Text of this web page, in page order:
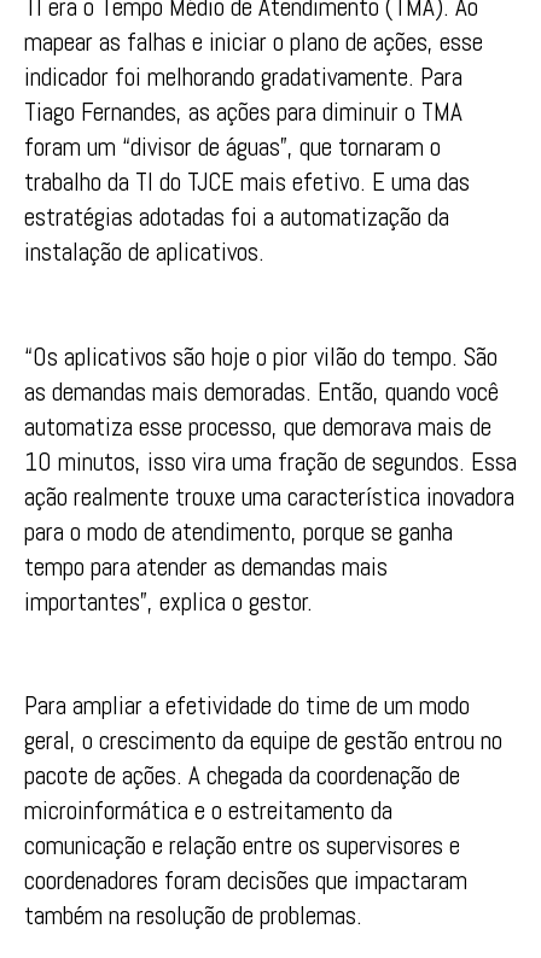
mapear as falhas e iniciar o plano de ações, esse
indicador foi melhorando gradativamente. Para
Tiago Fernandes, as ações para diminuir o TMA
foram um “divisor de águas”, que tornaram o
trabalho da TI do TJCE mais efetivo. E uma das
estratégias adotadas foi a automatização da
instalação de aplicativos.
“Os aplicativos são hoje o pior vilão do tempo. São
as demandas mais demoradas. Então, quando você
automatiza esse processo, que demorava mais de
10 minutos, isso vira uma fração de segundos. Essa
ação realmente trouxe uma característica inovadora
para o modo de atendimento, porque se ganha
tempo para atender as demandas mais
importantes”, explica o gestor.
Para ampliar a efetividade do time de um modo
geral, o crescimento da equipe de gestão entrou no
pacote de ações. A chegada da coordenação de
microinformática e o estreitamento da
comunicação e relação entre os supervisores e
coordenadores foram decisões que impactaram
também na resolução de problemas.